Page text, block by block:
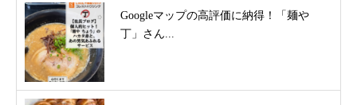
Googleマップの高評価に納得！「麺や
丁」さん...